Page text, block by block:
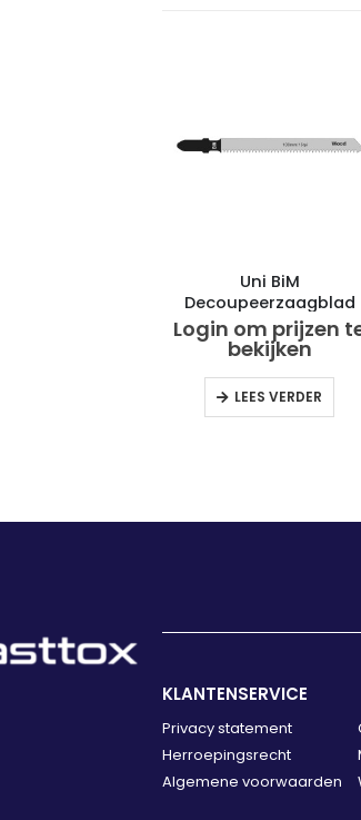
Uni BiM
Decoupeerzaagblad
Hardhout Ref. Nr.
Login om prijzen
bekijken
LEES VERDER
KLANTENSERVICE
Privacy statement
Herroepingsrecht
Algemene voorwaarden